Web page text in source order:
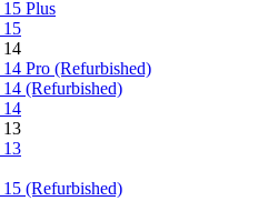
Plus
15
14
Pro (Refurbished)
(Refurbished)
14
13
13
(Refurbished)